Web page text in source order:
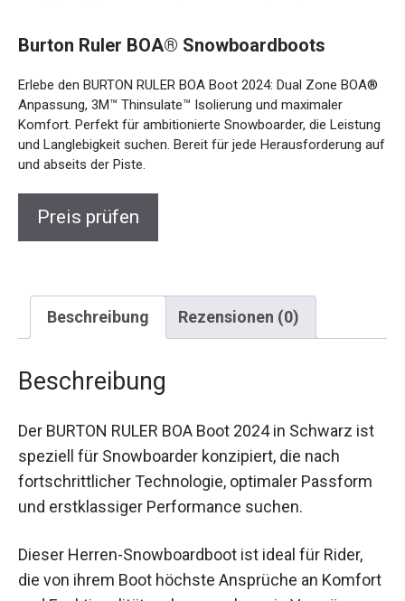
BOA® Anpassung, 3M™ Thinsulate™ Isolierung und
maximaler Komfort. Perfekt für ambitionierte Snowboarder,
die Leistung und Langlebigkeit suchen. Bereit für jede
Herausforderung auf und abseits der Piste.
Beschreibung Rezensionen (0)
Beschreibung
ist speziell für Snowboarder konzipiert, die nach
fortschrittlicher Technologie, optimaler Passform
und erstklassiger Performance suchen.
die von ihrem Boot höchste Ansprüche an
Komfort und Funktionalität verlangen, ohne ein